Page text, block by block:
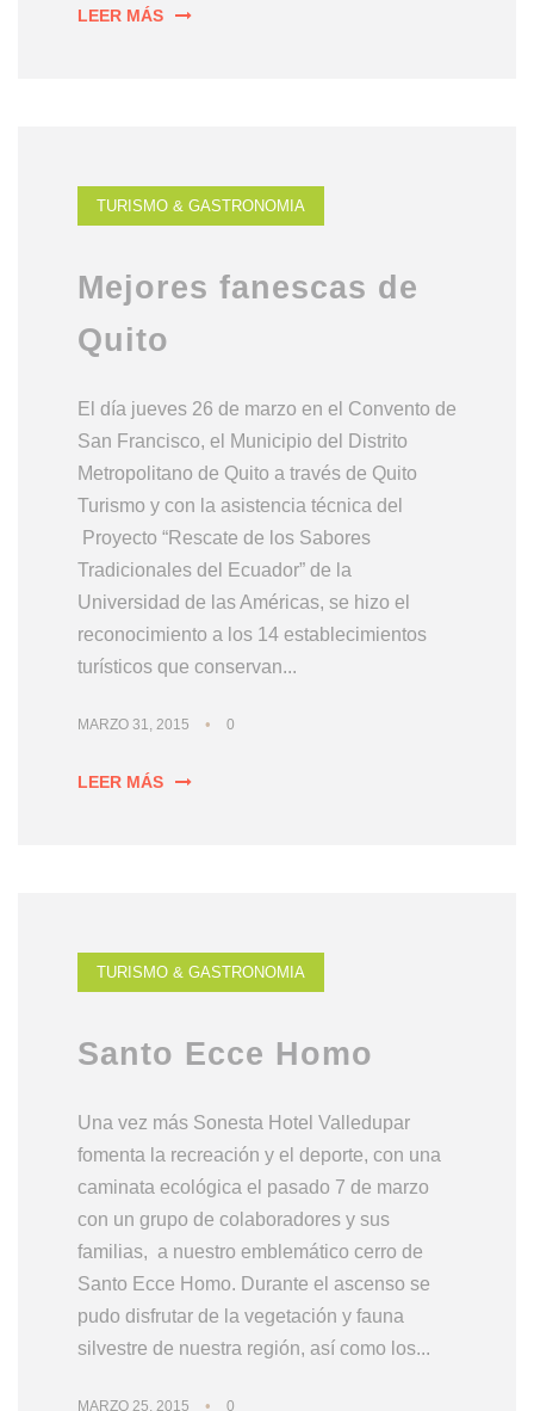
LEER MÁS
TURISMO & GASTRONOMIA
Mejores fanescas de
Quito
El día jueves 26 de marzo en el Convento de
San Francisco, el Municipio del Distrito
Metropolitano de Quito a través de Quito
Turismo y con la asistencia técnica del
Proyecto “Rescate de los Sabores
Tradicionales del Ecuador” de la
Universidad de las Américas, se hizo el
reconocimiento a los 14 establecimientos
turísticos que conservan...
MARZO 31, 2015 • 0
LEER MÁS
TURISMO & GASTRONOMIA
Santo Ecce Homo
Una vez más Sonesta Hotel Valledupar
fomenta la recreación y el deporte, con una
caminata ecológica el pasado 7 de marzo
con un grupo de colaboradores y sus
familias, a nuestro emblemático cerro de
Santo Ecce Homo. Durante el ascenso se
pudo disfrutar de la vegetación y fauna
silvestre de nuestra región, así como los...
MARZO 25, 2015 • 0